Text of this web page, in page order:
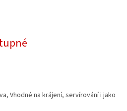
Vhodné na krájení, servírování i jako